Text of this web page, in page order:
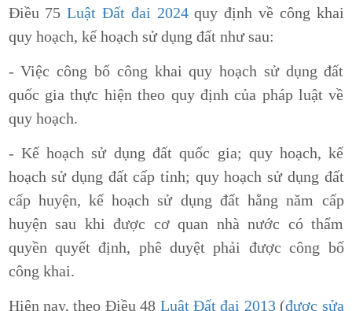
Điều 75Luật Đất đai 2024quy định về công khai
quy hoạch, kế hoạch sử dụng đất như sau:
- Việc công bố công khai quy hoạch sử dụng đất
quốc gia thực hiện theo quy định của pháp luật về
quy hoạch.
- Kế hoạch sử dụng đất quốc gia; quy hoạch, kế
hoạch sử dụng đất cấp tỉnh; quy hoạch sử dụng đất
cấp huyện, kế hoạch sử dụng đất hằng năm cấp
huyện sau khi được cơ quan nhà nước có thẩm
quyền quyết định, phê duyệt phải được công bố
công khai.
Hiện nay, theo Điều 48 Luật Đất đai 2013(được sửa